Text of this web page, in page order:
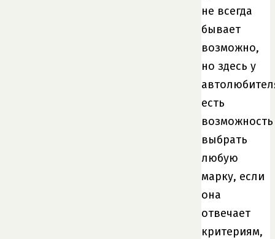
не всегда
бывает
возможно,
но здесь у
есть
возможность
выбрать
любую
марку, если
она
отвечает
критериям,